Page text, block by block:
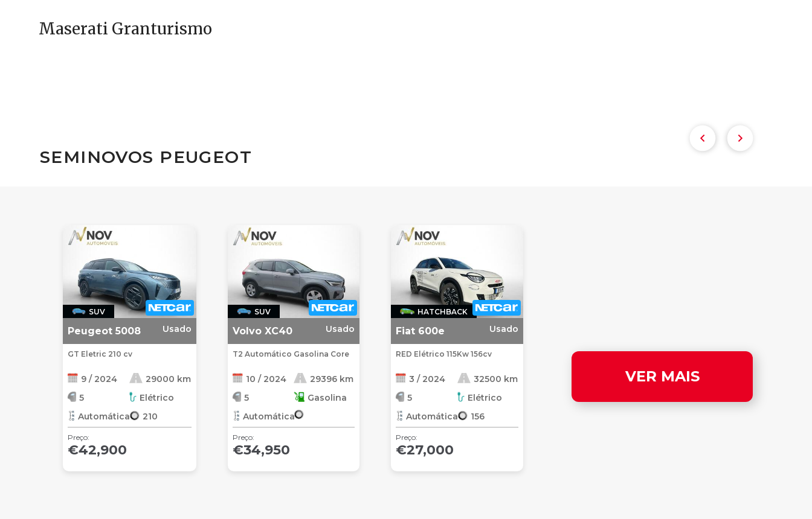
Maserati Granturismo
SEMINOVOS PEUGEOT
SUV
Peugeot 5008 Usado
GT Eletric 210 cv
9 / 2024
5
Automática
29000 km
Elétrico
210
Preço:
€42,900
SUV
Volvo XC40 Usado
T2 Automático Gasolina Core
10 / 2024
5
Automática
29396 km
Gasolina
Preço:
€34,950
HATCHBACK
Fiat 600e Usado
RED Elétrico 115Kw 156cv
3 / 2024
5
Automática
32500 km
Elétrico
156
Preço:
€27,000
VER MAIS